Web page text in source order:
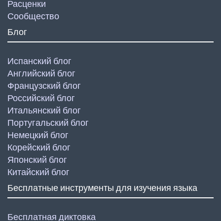
Расценки
Сообщество
Блог
Испанский блог
Английский блог
Французский блог
Российский блог
Итальянский блог
Португальский блог
Немецкий блог
Корейский блог
Японский блог
Китайский блог
Бесплатные инструменты для изучения языка
Бесплатная диктовка